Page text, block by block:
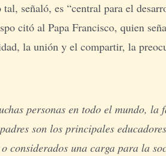
señaló, es “central para el
citó al Papa Francisco, quien
la unión y el compartir, la
personas en todo el mundo,
son los principales
considerados una carga para la